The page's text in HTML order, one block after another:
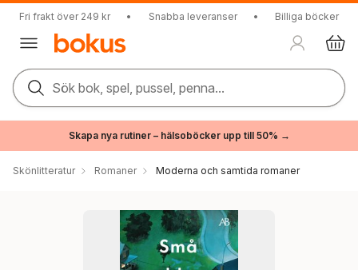
Fri frakt över 249 kr • Snabba leveranser • Billiga böcker
Sök bok, spel, pussel, penna...
Skapa nya rutiner – hälsoböcker upp till 50% →
Skönlitteratur Romaner Moderna och samtida romaner